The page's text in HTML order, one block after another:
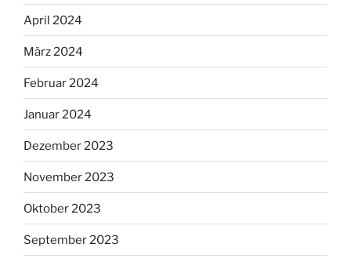
April 2024
März 2024
Februar 2024
Januar 2024
Dezember 2023
November 2023
Oktober 2023
September 2023